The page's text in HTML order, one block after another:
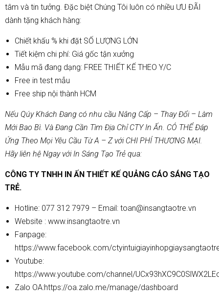
tâm và tin tưởng. Đặc biệt Chúng Tôi luôn có nhiều ƯU ĐÃI
dành tặng khách hàng:
Chiết khấu % khi đặt SỐ LƯỢNG LỚN
Tiết kiệm chi phí: Giá gốc tận xưởng
Mẫu mã đang dạng: FREE THIẾT KẾ THEO Y/C
Free in test mẫu
Free ship nội thành HCM
Nếu Qúy Khách Đang có nhu cầu Nâng Cấp – Thay Đổi – Làm
Mới Bao Bì. Và Đang Cần Tìm Địa Chỉ CTY In Ấn. CÓ THỂ Đáp
Ứng Theo Mọi Yêu Cầu Từ A – Z với CHI PHÍ THƯƠNG MẠI.
Hãy liên hệ Ngay với In Sáng Tạo Trẻ qua:
CÔNG TY TNHH IN ẤN THIẾT KẾ QUẢNG CÁO SÁNG TẠO
TRẺ.
Hotline: 077 312 7979 – Email: toan@insangtaotre.vn
Website : www.insangtaotre.vn
Fanpage:
https://www.facebook.com/
Youtube:
https://www.youtube.com/channel/
Zalo OA:https://oa.zalo.me/manage/dashboard